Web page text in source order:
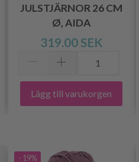
JULSTJÄRNOR 26 CM
Ø, AIDA
319.00 SEK
Lägg till varukorgen
- 19%